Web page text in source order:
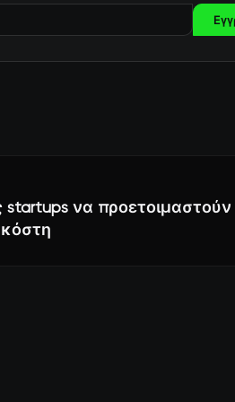
startups να προετοιμαστούν